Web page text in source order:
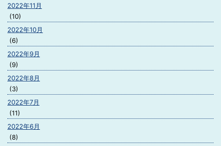
2022年11月
(10)
2022年10月
(6)
2022年9月
(9)
2022年8月
(3)
2022年7月
(11)
2022年6月
(8)